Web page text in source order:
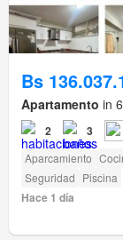
Bs
Apartamento in
2 3
Aparcamiento
Seguridad Piscina
Hace 1 día